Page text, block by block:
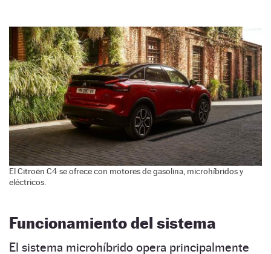
El Citroën C4 se ofrece con motores de gasolina, microhíbridos y
eléctricos.
Funcionamiento del sistema
El sistema microhíbrido opera principalmente